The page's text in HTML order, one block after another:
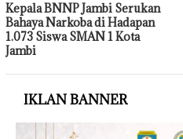
Kepala BNNP Jambi Serukan
Bahaya Narkoba di Hadapan
1.073 Siswa SMAN 1 Kota
Jambi
IKLAN BANNER